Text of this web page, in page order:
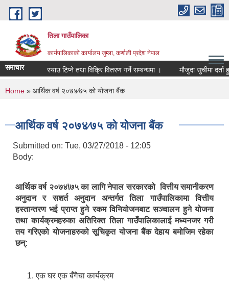
Skip to main content
तिला गाउँपालिका
कार्यपालिकाको कार्यालय जुम्ला, कर्णाली प्रदेश नेपाल
समाचार स्याउ टिप्ने तथा विक्रि वितरण गर्ने सम्बन्धमा । मौजुदा सुचीमा दर्ता
You are here
Home » आर्थिक वर्ष २०७४⁄७५ को योजना बैंक
आर्थिक वर्ष २०७४⁄७५ को योजना बैंक
Submitted on: Tue, 03/27/2018 - 12:05
Body:
आर्थिक वर्ष २०७४\७५ का लागि नेपाल सरकारको वित्तीय समानीकरण
अनुदान र सशर्त अनुदान अन्तर्गत तिला गाउँपालिकामा वित्तीय
हस्तान्तरण भई प्राप्त हुने रकम विनियोजनबाट सञ्‍चालन हुने योजना
तथा कार्यक्रमहरुका अतिरिक्त तिला गाउँपालिकालाई मध्यनजर गरी
तय गरिएको योजनाहरुको सूचिकृत योजना बैंक देहाय बमोजिम रहेका
छन्:
एक घर एक बँगैचा कार्यक्रम